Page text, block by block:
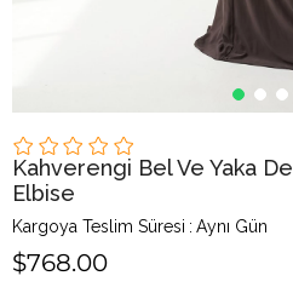
Kahverengi Bel Ve Yaka
Elbise
Kargoya Teslim Süresi : Aynı Gün
$768.00